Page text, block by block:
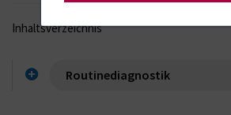
Inhaltsverzeichnis
Routinediagnostik